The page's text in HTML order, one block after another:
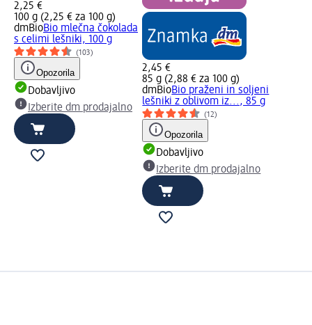
2,25 €
100 g (2,25 € za 100 g)
dmBioBio mlečna čokolada
s celimi lešniki, 100 g
(103)
Opozorila
Dobavljivo
Izberite dm prodajalno
2,45 €
85 g (2,88 € za 100 g)
dmBioBio praženi in soljeni
lešniki z oblivom iz..., 85 g
(12)
Opozorila
Dobavljivo
Izberite dm prodajalno